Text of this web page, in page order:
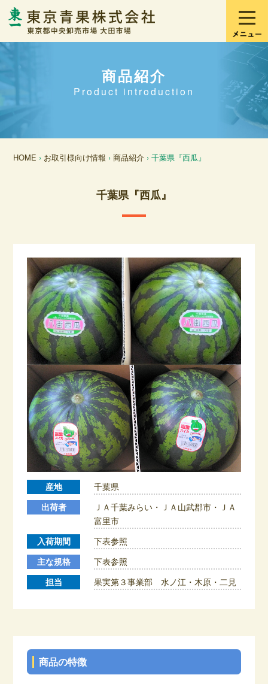
商品紹介
Product introduction
HOME › お取引様向け情報 ›商品紹介 › 千葉県『西瓜』
千葉県『西瓜』
産地
千葉県
出荷者
ＪＡ千葉みらい・ＪＡ山武郡市・ＪＡ
富里市
入荷期間
下表参照
主な規格
下表参照
担当
果実第３事業部 水ノ江・木原・二見
商品の特徴